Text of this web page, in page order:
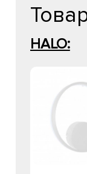
HALO: